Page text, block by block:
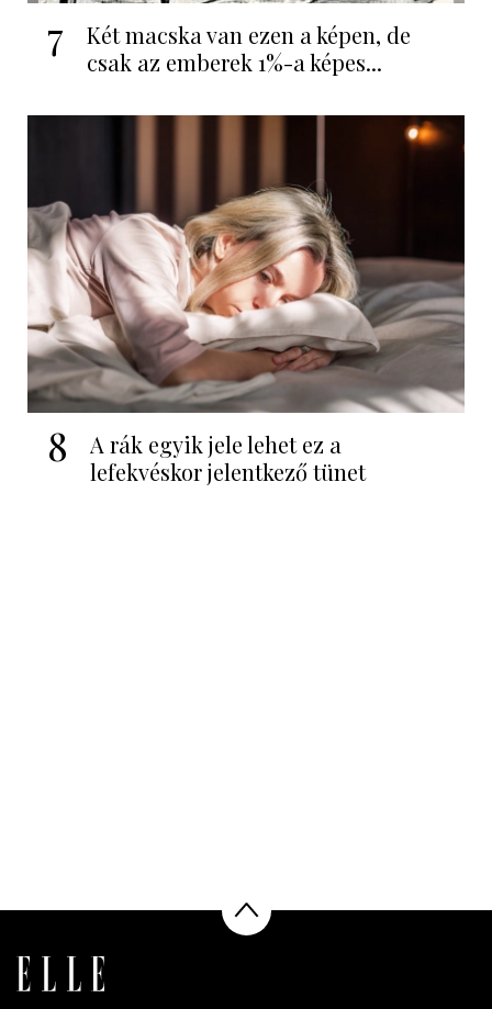
7
Két macska van ezen a képen, de
csak az emberek 1%-a képes...
8
A rák egyik jele lehet ez a
lefekvéskor jelentkező tünet